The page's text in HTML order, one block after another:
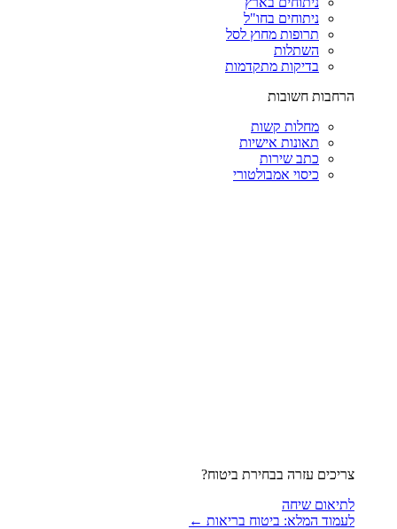
ניתוחים בחו"ל
תרופות מחוץ לסל
השתלות
בדיקות מתקדמות
הרחבות חשובות
מחלות קשות
תאונות אישיות
כתב שירות
כיסוי אמבולטורי
צריכים עזרה בבחירת ביטוח?
לתיאום שיחה
לעמוד המלא: ביטוח בריאות ←